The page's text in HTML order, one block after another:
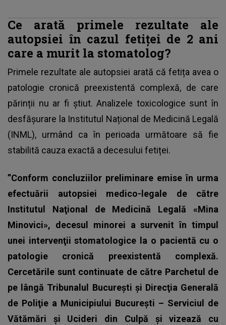
Ce arată primele rezultate ale
autopsiei în cazul fetiței de 2 ani
care a murit la stomatolog?
Primele rezultate ale autopsiei arată că fetița avea o
patologie cronică preexistentă complexă, de care
părinții nu ar fi știut. Analizele toxicologice sunt în
desfășurare la Institutul Național de Medicină Legală
(INML), urmând ca în perioada următoare să fie
stabilită cauza exactă a decesului fetiței.
”Conform concluziilor preliminare emise în urma
efectuării autopsiei medico-legale de către
Institutul Naţional de Medicină Legală «Mina
Minovici», decesul minorei a survenit în timpul
unei intervenţii stomatologice la o pacientă cu o
patologie cronică preexistentă complexă.
Cercetările sunt continuate de către Parchetul de
pe lângă Tribunalul Bucureşti şi Direcţia Generală
de Poliţie a Municipiului Bucureşti – Serviciul de
Vătămări şi Ucideri din Culpă şi vizează cu